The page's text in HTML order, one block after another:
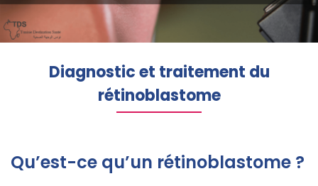
Diagnostic et traitement du
rétinoblastome
Qu’est-ce qu’un rétinoblastome ?